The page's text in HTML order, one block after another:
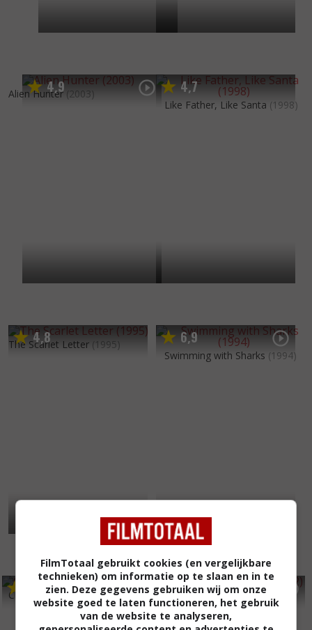
4,9
Alien Hunter (2003) 4,7
Like Father, Like Santa (1998)
4,8
The Scarlet Letter (1995) 6,9
Swimming with Sharks (1994)
Children of the Dark (1994) 5,9
The Cutting Edge (1992)
FilmTotaal gebruikt cookies (en vergelijkbare
technieken) om informatie op te slaan en in te
zien. Deze gegevens gebruiken wij om onze
website goed te laten functioneren, het gebruik
van de website te analyseren,